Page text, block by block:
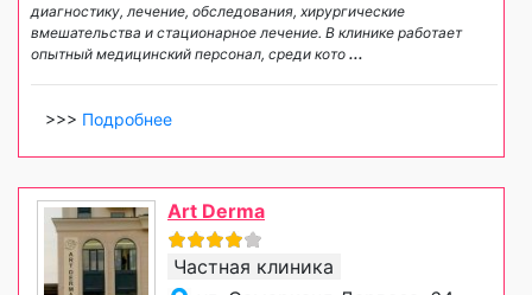
диагностику, лечение, обследования, хирургические
вмешательства и стационарное лечение. В клинике работает
опытный медицинский персонал, среди кото ...
>>> Подробнее
Art Derma
Частная клиника